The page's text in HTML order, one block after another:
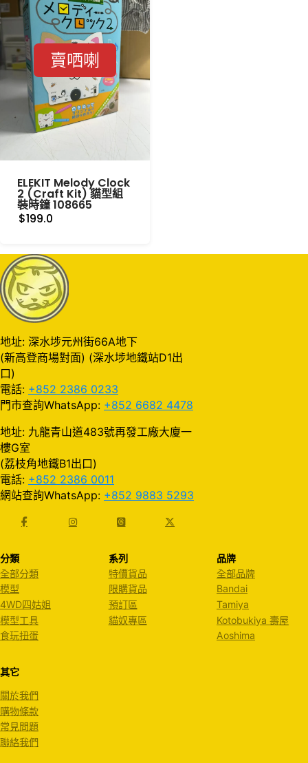
賣哂喇
ELEKIT Melody Clock
2 (Craft Kit) 貓型組
裝時鐘 108665
$199.0
地址: 深水埗元州街66A地下
(新高登商場對面) (深水埗地鐵站D1出
口)
電話: +852 2386 0233
門市查詢WhatsApp: +852 6682 4478
地址: 九龍青山道483號再發工廠大廈一
樓G室
(荔枝角地鐵B1出口)
電話: +852 2386 0011
網站查詢WhatsApp: +852 9883 5293
分類
全部分類
模型
4WD四姑姐
模型工具
食玩扭蛋
系列
特價貨品
限購貨品
預訂區
貓奴專區
品牌
全部品牌
Bandai
Tamiya
Kotobukiya 壽屋
Aoshima
其它
關於我們
購物條款
常見問題
聯絡我們